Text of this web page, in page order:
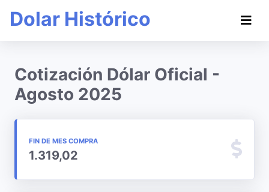
Dolar Histórico
Cotización Dólar Oficial -
Agosto 2025
FIN DE MES COMPRA
1.319,02